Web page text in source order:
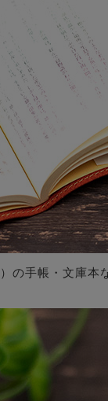
の手帳・文庫本